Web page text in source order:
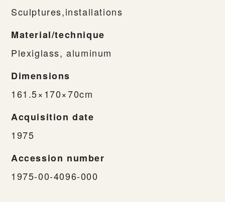
Sculptures,installations
Material/technique
Plexiglass, aluminum
Dimensions
161.5×170×70cm
Acquisition date
1975
Accession number
1975-00-4096-000